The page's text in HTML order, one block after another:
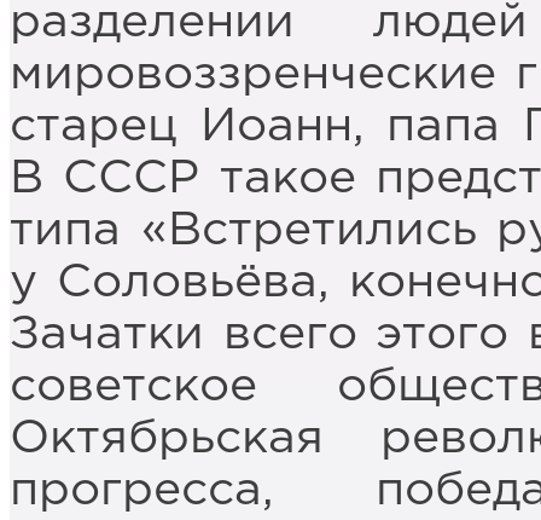
разделении
мировоззренческие
старец Иоанн, папа
В СССР такое
типа «Встретились
у Соловьёва,
Зачатки всего
советское
Октябрьская
прогресса,